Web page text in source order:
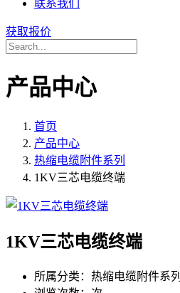
联系我们
获取报价
产品中心
首页
产品中心
热缩电缆附件系列
1KV三芯电缆终端
1KV三芯电缆终端
所属分类： 热缩电缆附件系列